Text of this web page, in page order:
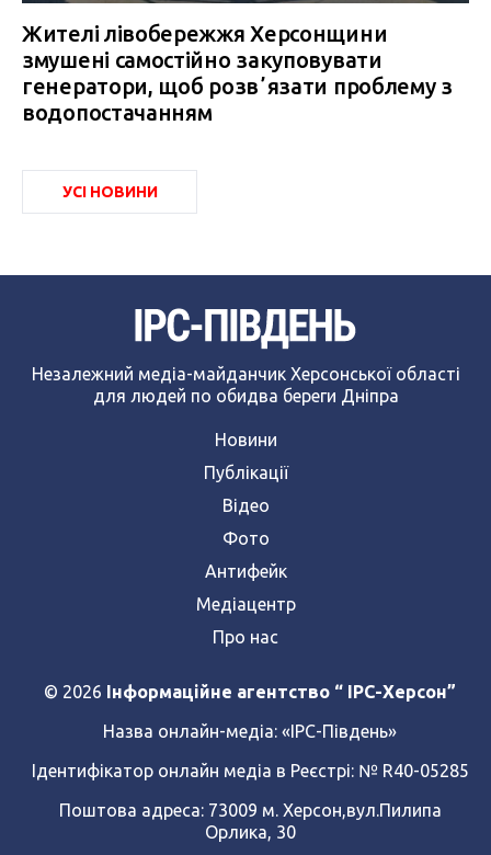
Жителі лівобережжя Херсонщини
змушені самостійно закуповувати
генератори, щоб розвʼязати проблему з
водопостачанням
УСІ НОВИНИ
Незалежний медіа-майданчик Херсонської області
для людей по обидва береги Дніпра
Новини
Публікації
Відео
Фото
Антифейк
Медіацентр
Про нас
© 2026 Інформаційне агентство “ IPC-Херсон”
Назва онлайн-медіа: «ІРС-Південь»
Ідентифікатор онлайн медіа в Реєстрі: № R40-05285
Поштова адреса: 73009 м. Херсон,вул.Пилипа
Орлика, 30